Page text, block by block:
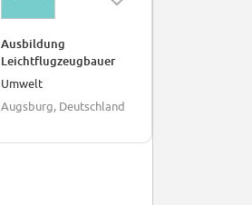
Ausbildung
Leichtflugzeugbauer
(d/m/w) zum 01.09.2027
Umwelt
Augsburg, Deutschland